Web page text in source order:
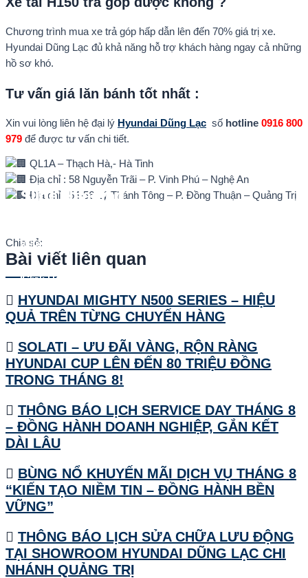
Slide Heading
tellus, luctus nec ullamcorper mattis, pulvinar dapibus leo.
Click Here
Slide Heading
tellus, luctus nec ullamcorper mattis, pulvinar dapibus leo.
Click Here
Slide Heading
tellus, luctus nec ullamcorper mattis, pulvinar dapibus leo.
Click Here
Slide Heading
tellus, luctus nec ullamcorper mattis, pulvinar dapibus leo.
Click Here
Chương trình mua xe trả góp hấp dẫn lên đến 70% giá trị xe.
Hyundai Dũng Lạc đủ khả năng hỗ trợ khách hàng ngay cả những
hồ sơ khó.
Tư vấn giá lăn bánh tốt nhất :
Xin vui lòng liên hệ đại lý Hyundai Dũng Lạc số hotline 0916 800
979 để được tư vấn chi tiết.
QL1A – Thạch Hà,- Hà Tinh
Địa chỉ : 58 Nguyễn Trãi – P. Vinh Phú – Nghệ An
Địa chỉ : 54-56 Lý Thánh Tông – P. Đồng Thuận – Quảng Trị
Chia sẻ:
Bài viết liên quan
HYUNDAI MIGHTY N500 SERIES – HIỆU
QUẢ TRÊN TỪNG CHUYẾN HÀNG
SOLATI – ƯU ĐÃI VÀNG, RỘN RÀNG
HYUNDAI CUP LÊN ĐẾN 80 TRIỆU ĐỒNG
TRONG THÁNG 8!
THÔNG BÁO LỊCH SERVICE DAY THÁNG 8
– ĐỒNG HÀNH DOANH NGHIỆP, GẮN KẾT
DÀI LÂU
BÙNG NỔ KHUYẾN MÃI DỊCH VỤ THÁNG 8
“KIẾN TẠO NIỀM TIN – ĐỒNG HÀNH BỀN
VỮNG”
THÔNG BÁO LỊCH SỬA CHỮA LƯU ĐỘNG
TẠI SHOWROOM HYUNDAI DŨNG LẠC CHI
NHÁNH QUẢNG TRỊ